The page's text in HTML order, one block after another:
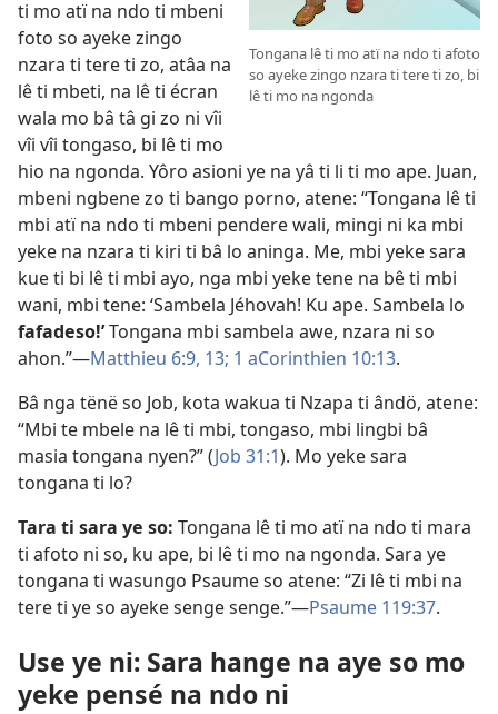
Tongana lê ti mo atï na ndo ti afoto
so ayeke zingo nzara ti tere ti zo, bi
lê ti mo na ngonda
ti mo atï na ndo ti mbeni
foto so ayeke zingo
nzara ti tere ti zo, atâa na
lê ti mbeti, na lê ti écran
wala mo bâ tâ gi zo ni vîi
vîi vîi tongaso, bi lê ti mo
hio na ngonda. Yôro asioni ye na yâ ti li ti mo ape. Juan,
mbeni ngbene zo ti bango porno, atene: “Tongana lê ti
mbi atï na ndo ti mbeni pendere wali, mingi ni ka mbi
yeke na nzara ti kiri ti bâ lo aninga. Me, mbi yeke sara
kue ti bi lê ti mbi ayo, nga mbi yeke tene na bê ti mbi
wani, mbi tene: ‘Sambela Jéhovah! Ku ape. Sambela lo
fafadeso!’Tongana mbi sambela awe, nzara ni so
ahon.”—Matthieu 6:9, 13; 1 aCorinthien 10:13.
Bâ nga tënë so Job, kota wakua ti Nzapa ti ândö, atene:
“Mbi te mbele na lê ti mbi, tongaso, mbi lingbi bâ
masia tongana nyen?” (Job 31:1). Mo yeke sara
tongana ti lo?
Tara ti sara ye so: Tongana lê ti mo atï na ndo ti mara
ti afoto ni so, ku ape, bi lê ti mo na ngonda. Sara ye
tongana ti wasungo Psaume so atene: “Zi lê ti mbi na
tere ti ye so ayeke senge senge.”—Psaume 119:37.
Use ye ni: Sara hange na aye so mo
yeke pensé na ndo ni